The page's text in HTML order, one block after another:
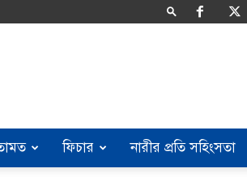
ফিচার নারীর প্রতি সহিংসতা